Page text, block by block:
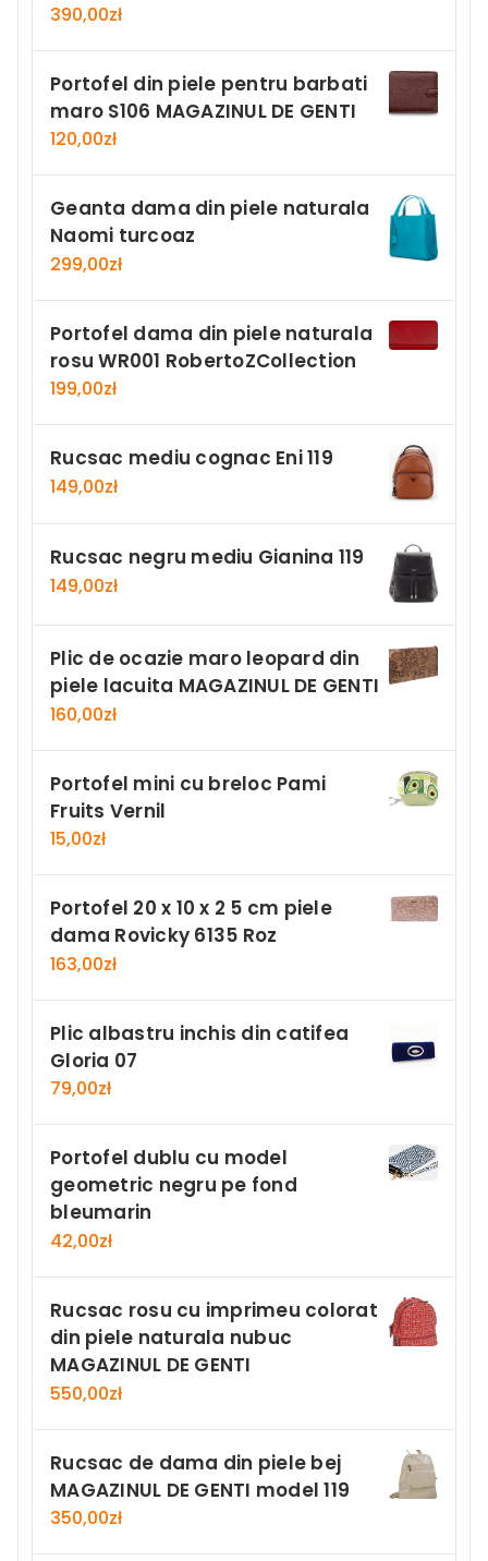
390,00zł
Portofel din piele pentru barbati
maro S106 MAGAZINUL DE GENTI
120,00zł
Geanta dama din piele naturala
Naomi turcoaz
299,00zł
Portofel dama din piele naturala
rosu WR001 RobertoZCollection
199,00zł
Rucsac mediu cognac Eni 119
149,00zł
Rucsac negru mediu Gianina 119
149,00zł
Plic de ocazie maro leopard din
piele lacuita MAGAZINUL DE GENTI
160,00zł
Portofel mini cu breloc Pami
Fruits Vernil
15,00zł
Portofel 20 x 10 x 2 5 cm piele
dama Rovicky 6135 Roz
163,00zł
Plic albastru inchis din catifea
Gloria 07
79,00zł
Portofel dublu cu model
geometric negru pe fond
bleumarin
42,00zł
Rucsac rosu cu imprimeu colorat
din piele naturala nubuc
MAGAZINUL DE GENTI
550,00zł
Rucsac de dama din piele bej
MAGAZINUL DE GENTI model 119
350,00zł